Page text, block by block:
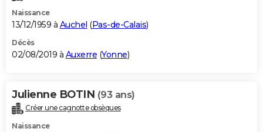
Naissance
13/12/1959 à Auchel (Pas-de-Calais)
Décès
02/08/2019 à Auxerre (Yonne)
Julienne BOTIN (93 ans)
Créer une cagnotte obsèques
Naissance